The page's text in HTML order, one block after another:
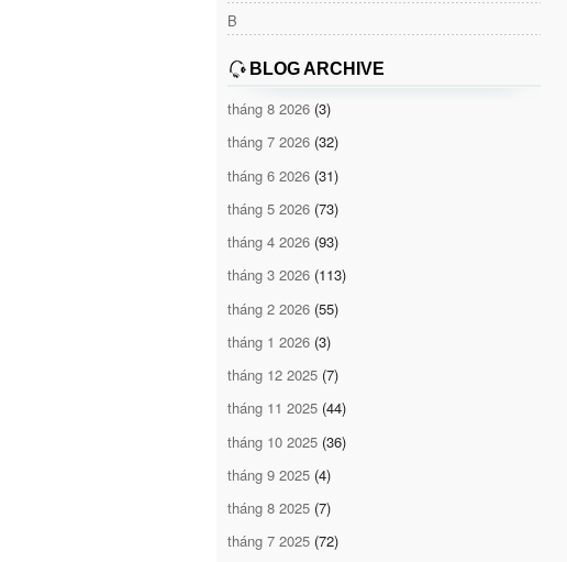
B
BLOG ARCHIVE
tháng 8 2026 (3)
tháng 7 2026 (32)
tháng 6 2026 (31)
tháng 5 2026 (73)
tháng 4 2026 (93)
tháng 3 2026 (113)
tháng 2 2026 (55)
tháng 1 2026 (3)
tháng 12 2025 (7)
tháng 11 2025 (44)
tháng 10 2025 (36)
tháng 9 2025 (4)
tháng 8 2025 (7)
tháng 7 2025 (72)